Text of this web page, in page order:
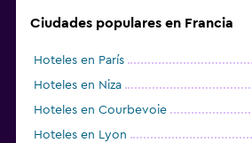
Ciudades populares en Francia
Hoteles en París
Hoteles en Niza
Hoteles en Courbevoie
Hoteles en Lyon